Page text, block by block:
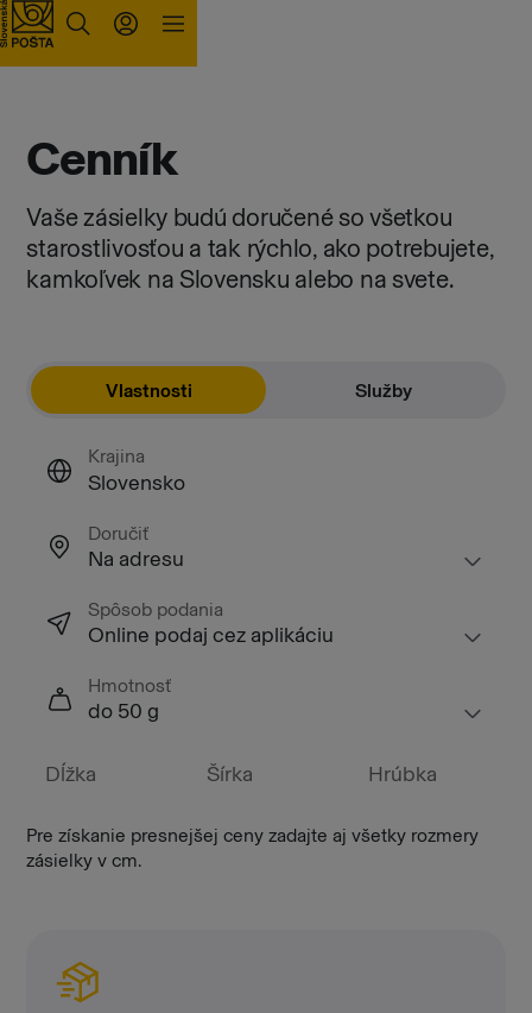
Prejsť na obsah
Cenník
Vaše zásielky budú doručené so všetkou
starostlivosťou a tak rýchlo, ako potrebujete,
kamkoľvek na Slovensku alebo na svete.
Vlastnosti Služby
Krajina
Slovensko
Na adresu
Doručiť
Online podaj cez aplikáciu
Spôsob podania
do 50 g
Hmotnosť
Dĺžka Šírka Hrúbka
Pre získanie presnejšej ceny zadajte aj všetky rozmery
zásielky v cm.